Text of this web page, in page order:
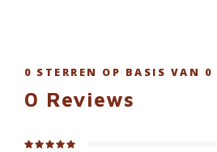
0 STERREN OP BASIS VAN 0
0 Reviews